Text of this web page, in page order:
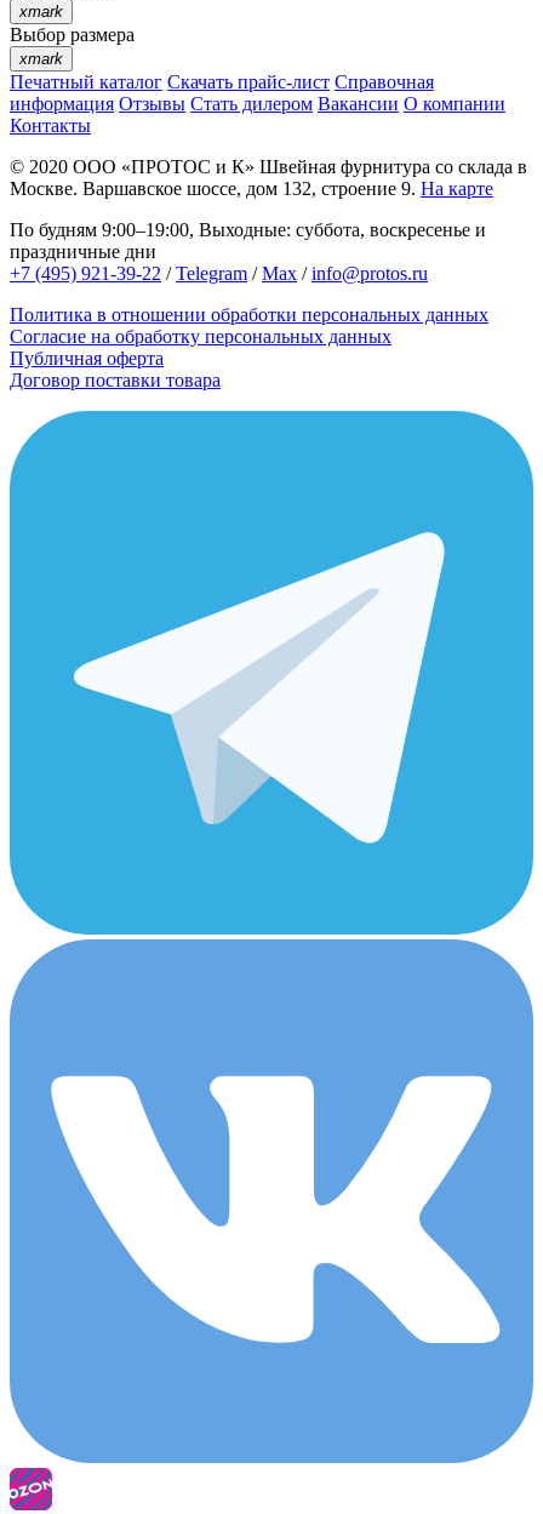
xmark
Выбор размера
xmark
Печатный каталог Скачать прайс-лист Справочная
информация Отзывы Стать дилером Вакансии О компании
Контакты
© 2020 ООО «ПРОТОС и К» Швейная фурнитура со склада в
Москве. Варшавское шоссе, дом 132, строение 9. На карте
По будням 9:00–19:00, Выходные: суббота, воскресенье и
праздничные дни
+7 (495) 921-39-22 /Telegram /Max /info@protos.ru
Политика в отношении обработки персональных данных
Согласие на обработку персональных данных
Публичная оферта
Договор поставки товара